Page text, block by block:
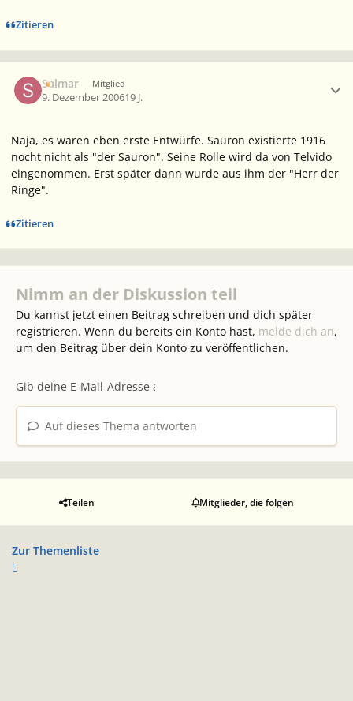
Zitieren
Salmar Mitglied
9. Dezember 200619 J.
Naja, es waren eben erste Entwürfe. Sauron existierte 1916
nocht nicht als "der Sauron". Seine Rolle wird da von Telvido
eingenommen. Erst später dann wurde aus ihm der "Herr der
Ringe".
Zitieren
Nimm an der Diskussion teil
Du kannst jetzt einen Beitrag schreiben und dich später
registrieren. Wenn du bereits ein Konto hast, melde dich an,
um den Beitrag über dein Konto zu veröffentlichen.
Auf dieses Thema antworten
Teilen Mitglieder, die folgen
Zur Themenliste